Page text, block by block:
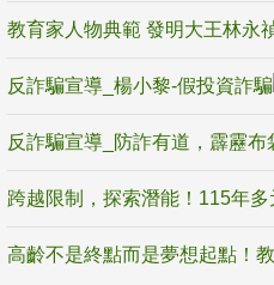
反詐騙宣導_楊小黎-假投資詐騙